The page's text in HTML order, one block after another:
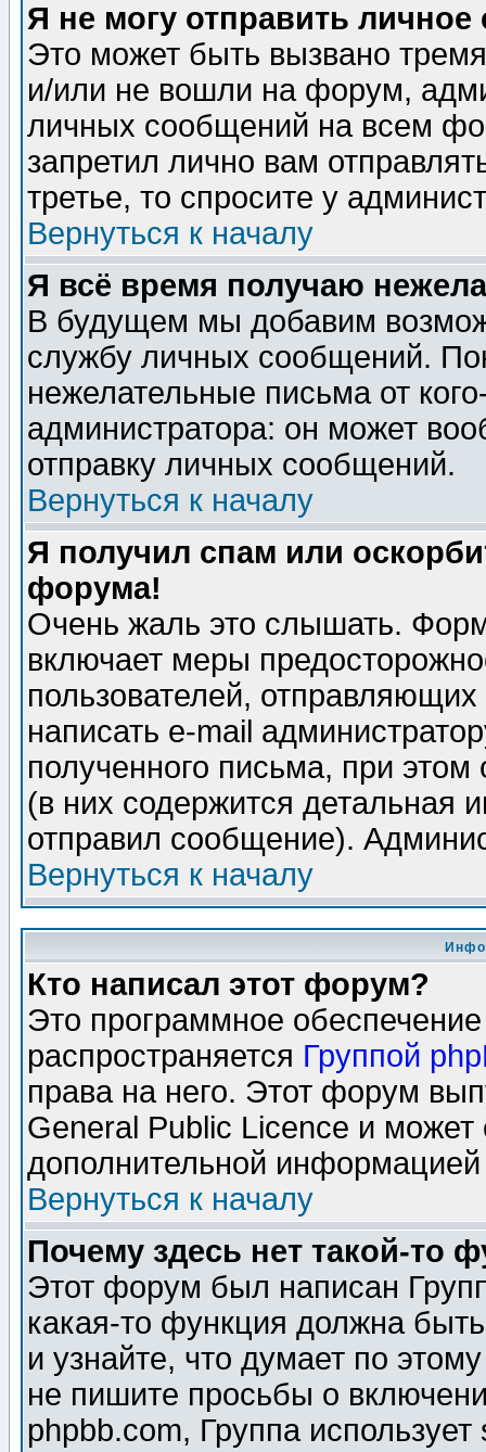
Я не могу отправить
Это может быть вызвано
и/или не вошли на форум,
личных сообщений на всем
запретил лично вам
третье, то спросите у
Вернуться к началу
Я всё время получаю
В будущем мы добавим
службу личных сообщений.
нежелательные письма от
администратора: он может
отправку личных сообщений.
Вернуться к началу
Я получил спам или
форума!
Очень жаль это слышать.
включает меры
пользователей,
написать e-mail
полученного письма, при этом
(в них содержится детальная
отправил сообщение).
Вернуться к началу
Кто написал этот форум?
Это программное
распространяется Группой
права на него. Этот форум
General Public Licence и может
дополнительной
Вернуться к началу
Почему здесь нет такой-то
Этот форум был написан
какая-то функция должна
и узнайте, что думает по
не пишите просьбы о
phpbb.com, Группа